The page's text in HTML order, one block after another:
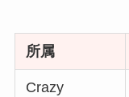
所属
Crazy